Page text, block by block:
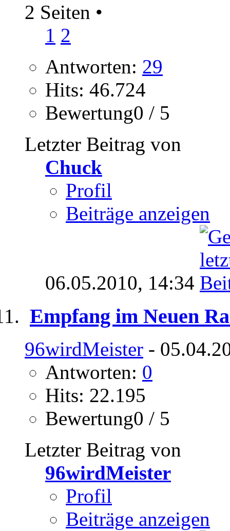
2 Seiten •
1 2
Antworten: 29
Hits: 46.724
Bewertung0 / 5
Letzter Beitrag von
Chuck
Profil
Beiträge anzeigen
06.05.2010, 14:34
Empfang im Neuen
96wirdMeister -
Antworten: 0
Hits: 22.195
Bewertung0 / 5
Letzter Beitrag von
96wirdMeister
Profil
Beiträge anzeigen